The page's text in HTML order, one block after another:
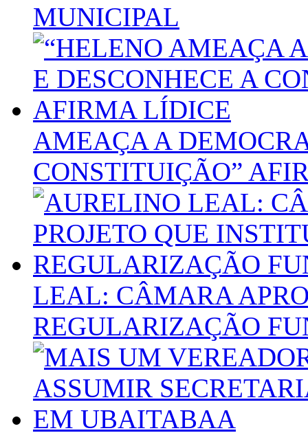
MUNICIPAL
AMEAÇA A
CONSTITUIÇÃO”
LEAL: CÂMARA
REGULARIZAÇÃO